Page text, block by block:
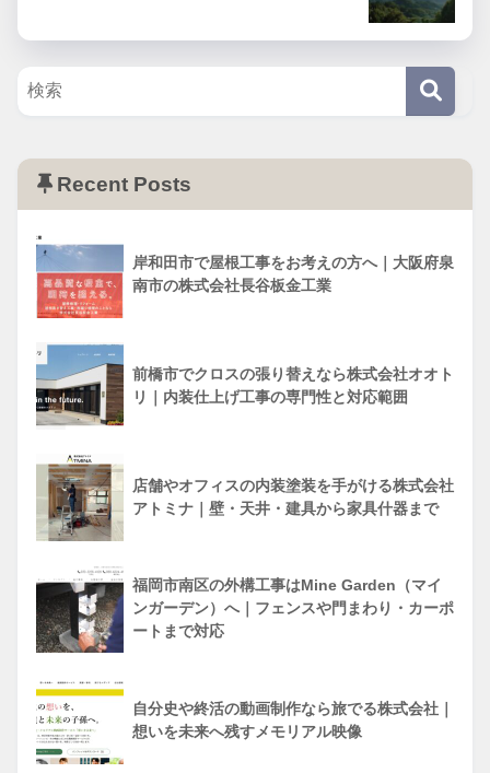
Recent Posts
岸和田市で屋根工事をお考えの方へ｜大阪府泉
南市の株式会社長谷板金工業
前橋市でクロスの張り替えなら株式会社オオト
リ｜内装仕上げ工事の専門性と対応範囲
店舗やオフィスの内装塗装を手がける株式会社
アトミナ｜壁・天井・建具から家具什器まで
福岡市南区の外構工事はMine Garden（マイ
ンガーデン）へ｜フェンスや門まわり・カーポ
ートまで対応
自分史や終活の動画制作なら旅でる株式会社｜
想いを未来へ残すメモリアル映像